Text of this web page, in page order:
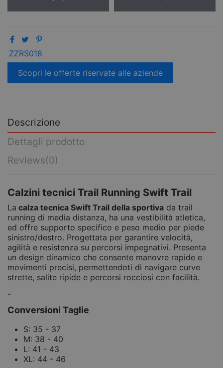
ZZRS018
Scopri le offerte riservate alle aziende
Descrizione
Dettagli prodotto
Reviews(0)
Calzini tecnici Trail Running Swift Trail
La calza tecnica Swift Trail della sportiva da trail
running di media distanza, ha una vestibilità atletica,
ed offre supporto specifico e peso medio per piede
sinistro/destro. Progettata per garantire velocità,
agilità e resistenza su percorsi impegnativi. Presenta
un design dinamico che consente manovre rapide e
movimenti precisi, permettendoti di navigare curve
strette, salite ripide e percorsi rocciosi con facilità.
-
Conversioni Taglie
S: 35 - 37
M: 38 - 40
L: 41 - 43
XL: 44 - 46